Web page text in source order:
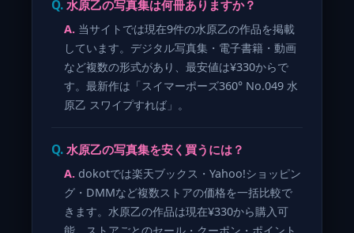
水原乙の写真集は何冊ありますか？
当サイトでは現在9件の水原乙の作品を掲載
しています。デジタル写真集・電子書籍・動画
など複数の形式があり、最安値は¥330からで
す。最新作は「スイマーポーズ360° No.049 水
原乙 スワイプすれば」。
水原乙の写真集を安く買うには？
dokotでは楽天ブックス・Yahoo!ショッピン
グ・DMMなど複数ストアの価格を一括比較で
きます。水原乙の作品は現在¥330から購入可